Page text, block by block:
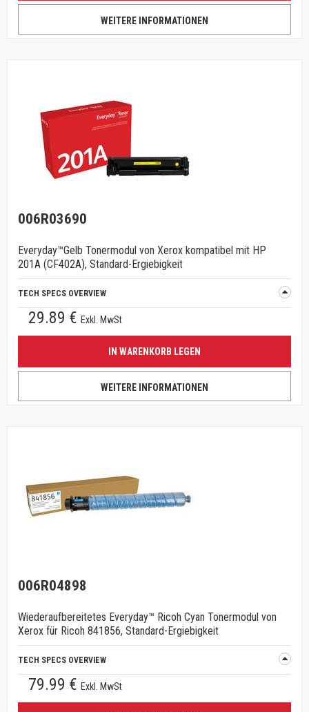
WEITERE INFORMATIONEN
006R03690
Everyday™Gelb Tonermodul von Xerox kompatibel mit HP
201A (CF402A), Standard-Ergiebigkeit
TECH SPECS OVERVIEW
29.89 € Exkl. MwSt
IN WARENKORB LEGEN
WEITERE INFORMATIONEN
006R04898
Wiederaufbereitetes Everyday™ Ricoh Cyan Tonermodul von
Xerox für Ricoh 841856, Standard-Ergiebigkeit
TECH SPECS OVERVIEW
79.99 € Exkl. MwSt